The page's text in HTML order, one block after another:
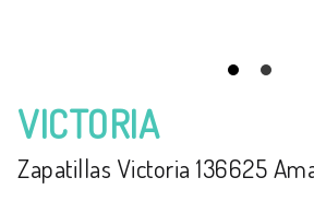
VICTORIA
Zapatillas Victoria 136625